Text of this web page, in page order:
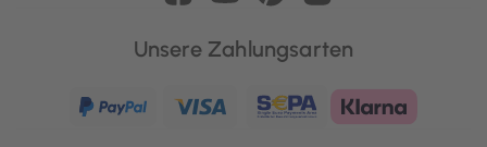
Unsere Zahlungsarten